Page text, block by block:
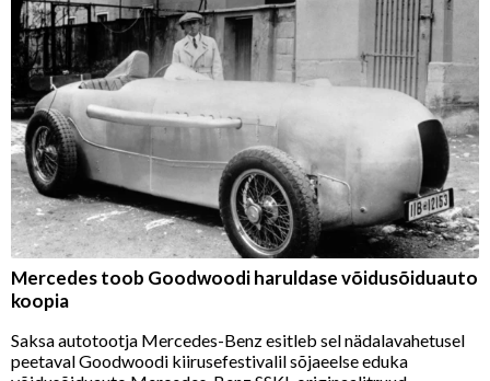
Mercedes toob Goodwoodi haruldase võidusõiduauto
koopia
Saksa autotootja Mercedes-Benz esitleb sel nädalavahetusel
peetaval Goodwoodi kiirusefestivalil sõjaeelse eduka